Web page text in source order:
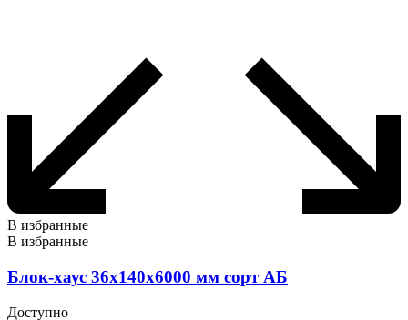
В избранные
В избранные
Блок-хаус 36х140х6000 мм сорт АБ
Доступно